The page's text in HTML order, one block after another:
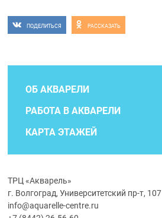
ПОДЕЛИТЬСЯ РАССКАЗАТЬ
ОБ АКВАРЕЛИ
РАБОТА В АКВАРЕЛИ
КАРТА ЭТАЖЕЙ
ТРЦ «Акварель»
г. Волгоград, Университетский пр-т, 107
info@aquarelle-centre.ru